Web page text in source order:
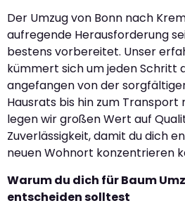
Der Umzug von Bonn nach
aufregende Herausforderung
bestens vorbereitet. Unser
kümmert sich um jeden Schritt
angefangen von der
Hausrats bis hin zum Transport
legen wir großen Wert auf
Zuverlässigkeit, damit du dich
neuen Wohnort konzentrieren
Warum du dich für Baum
entscheiden solltest